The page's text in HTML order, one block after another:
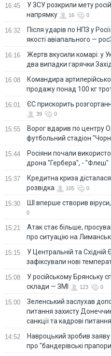
16:45
У ЗСУ розкрили мету
напрямку
16 0
16:32
Після ударів по НПЗ у
якості авіапального —
16:16
Жертв вкусили комарі: у
два випадки гарячки
16:08
Командира
продажу понад 100 кг
16:01 ЄС прискорить
39 0
15:55
Ворог вдарив по центру
футбольний стадіон
15:44
Росіяни почали
дрона "Гербера", - "Флеш"
15:37
Кредитна криза
розвідка
105 0
15:30 ШІ вперше створив
0
15:21
Атак стає більше,
про ситуацію на
15:15
У Центральній та
зафіксували нові
15:08
У російському Брянську
склади — ЗМІ
123 0
15:00
Зеленський заслухав
питання захисту
санкції та кадрові питання
14:52
Навроцький зробив заяву
про "бандерівські